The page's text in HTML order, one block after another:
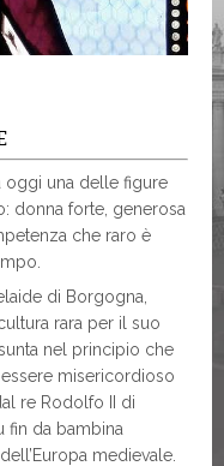
oggi una delle figure
donna forte, generosa
che raro è
di Borgogna,
rara per il suo
nel principio che
misericordioso
re Rodolfo II di
fin da bambina
medievale.